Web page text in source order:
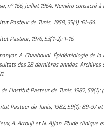
n° 166, juillet 1964. Numéro consacré à
Pasteur de Tunis, 1958, 35(1) :61-64.
Pasteur, 1976, 53(1-2): 1-16.
A. Chaabouni. Épidémiologie de la
des 28 dernières années. Archives
l’Institut Pasteur de Tunis, 1982, 59(1):
Pasteur de Tunis, 1982, 59(1): 89-97 et
A. Arrouji et N. Ajjan. Etude clinique